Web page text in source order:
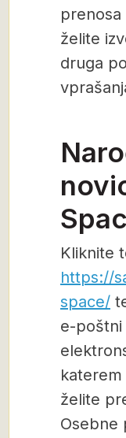
prenosa
želite
druga
Kliknite
https://
space/
e-poštni
želite
Osebne